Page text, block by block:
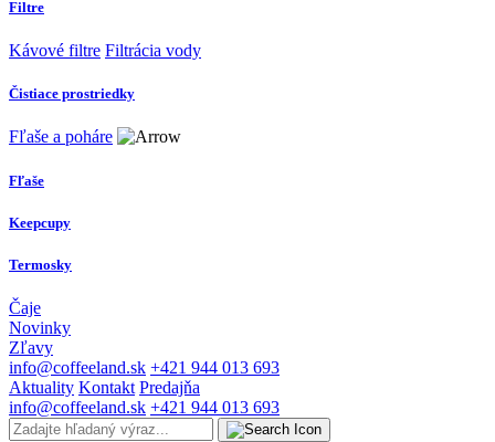
Filtre
Kávové filtre Filtrácia vody
Čistiace prostriedky
Fľaše a poháre
Fľaše
Keepcupy
Termosky
Čaje
Novinky
Zľavy
info@coffeeland.sk +421 944 013 693
Aktuality Kontakt Predajňa
info@coffeeland.sk +421 944 013 693